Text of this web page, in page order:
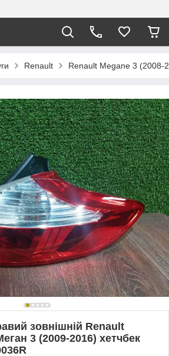
Renault Renault Megane 3 (2008-
зовнішній Renault
3 (2009-2016) хетчбек